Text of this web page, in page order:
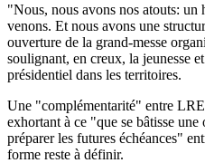
"Nous, nous avons nos atouts: un
venons. Et nous avons une
ouverture de la grand-messe
soulignant, en creux, la jeunesse
présidentiel dans les territoires.
Une "complémentarité" entre
exhortant à ce "que se bâtisse
préparer les futures échéances"
forme reste à définir.